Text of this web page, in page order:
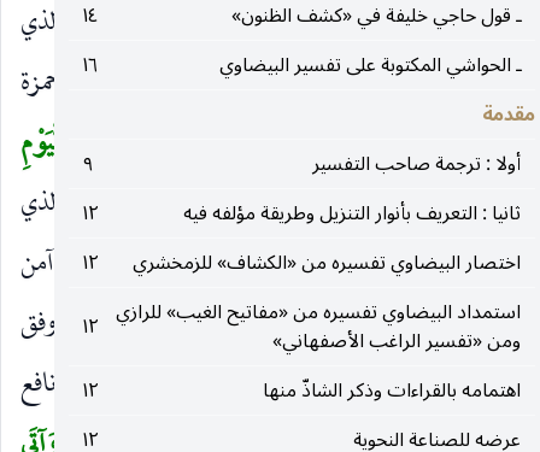
ـ قول حاجي خليفة في «كشف الظنون»
١٤
ـ الحواشي المكتوبة على تفسير البيضاوي
١٦
مقدمة
أولا : ترجمة صاحب التفسير
٩
ثانيا : التعريف بأنوار التنزيل وطريقة مؤلفه فيه
١٢
اختصار البيضاوي تفسيره من «الكشاف» للزمخشري
١٢
استمداد البيضاوي تفسيره من «مفاتيح الغيب» للرازي
ومن «تفسير الراغب الأصفهاني»
١٢
اهتمامه بالقراءات وذكر الشاذّ منها
١٢
عرضه للصناعة النحوية
١٢
ليس البر مقصورا بأمر القبلة ، أو ليس البر العظيم الذي
يحسن أن تذهلوا بشأنه عن غيره أمرها ، وقرأ حمزة
وحفص البر بالنصب
وَلكِنَّ الْبِرَّ مَنْ آمَنَ بِاللهِ وَالْيَوْمِ
الْآخِرِ وَالْمَلائِكَةِ وَالْكِتابِ وَالنَّبِيِّينَ)أي ولكن البر الذي
ينبغي أن يهتم به بر من آمن بالله ، أو لكن ذا البر من آمن
، ويؤيده قراءة من قرأ ولكن «البار». والأول أوفق
وأحسن. والمراد بالكتاب الجنس ، أو القرآن. وقرأ نافع
(
)